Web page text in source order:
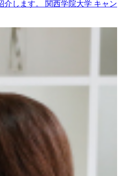
します。 関西学院大学 キャン